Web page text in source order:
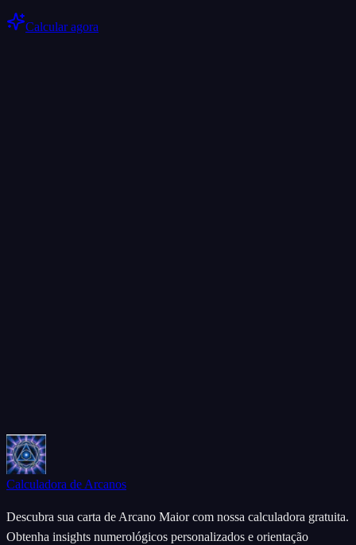
Calcular agora
Calculadora de Arcanos
Descubra sua carta de Arcano Maior com nossa calculadora gratuita.
Obtenha insights numerológicos personalizados e orientação